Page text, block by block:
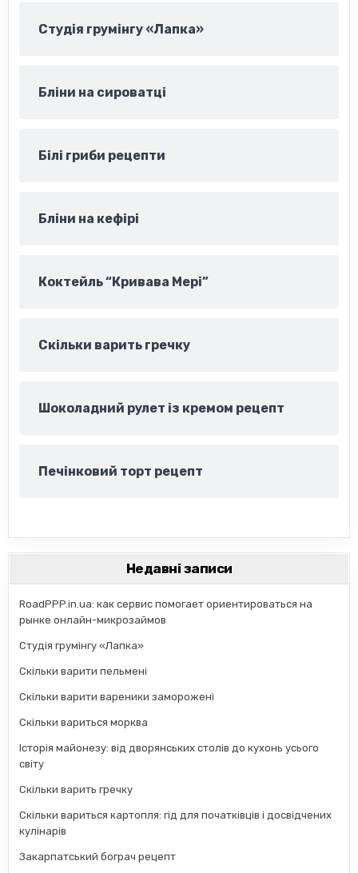
Студія грумінгу «Лапка»
Бліни на сироватці
Білі гриби рецепти
Бліни на кефірі
Коктейль “Кривава Мері”
Скільки варить гречку
Шоколадний рулет із кремом рецепт
Печінковий торт рецепт
Недавні записи
RoadPPP.in.ua: как сервис помогает ориентироваться на
рынке онлайн-микрозаймов
Студія грумінгу «Лапка»
Скільки варити пельмені
Скільки варити вареники заморожені
Скільки вариться морква
Історія майонезу: від дворянських столів до кухонь усього
світу
Скільки варить гречку
Скільки вариться картопля: гід для початківців і досвідчених
кулінарів
Закарпатський бограч рецепт